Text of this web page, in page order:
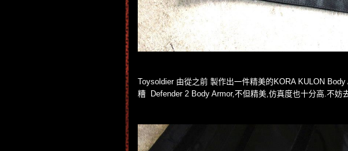
Toysoldier 由從之前 製作出一件精美的KORA KULON
糟 Defender 2 Body Armor,不但精美,仿真度也十分高.不妨